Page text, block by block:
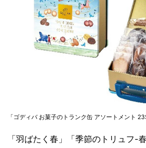
「ゴディバ お菓子のトランク缶 アソートメント
「羽ばたく春」「季節のトリュフ-